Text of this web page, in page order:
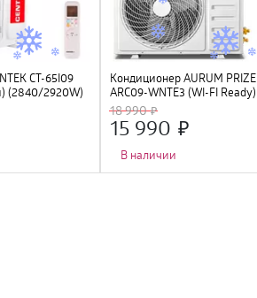
CT-65I09
(2840/2920W)
лампа, R32,
Кондиционер AURUM PRIZE
ARC09-WNTE3 (WI-FI Ready)
18 990
15 990
В наличии